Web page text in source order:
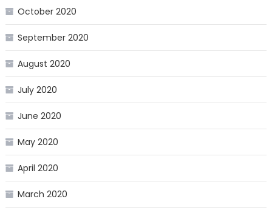
October 2020
September 2020
August 2020
July 2020
June 2020
May 2020
April 2020
March 2020